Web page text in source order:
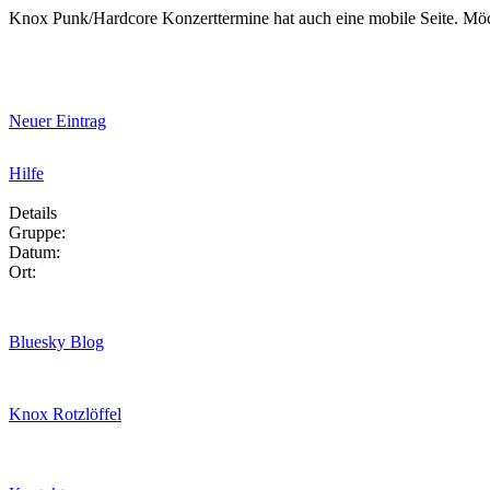
Knox Punk/Hardcore Konzerttermine hat auch eine mobile Seite.
Neuer Eintrag
Hilfe
Details
Gruppe:
Datum:
Ort:
Bluesky Blog
Knox Rotzlöffel